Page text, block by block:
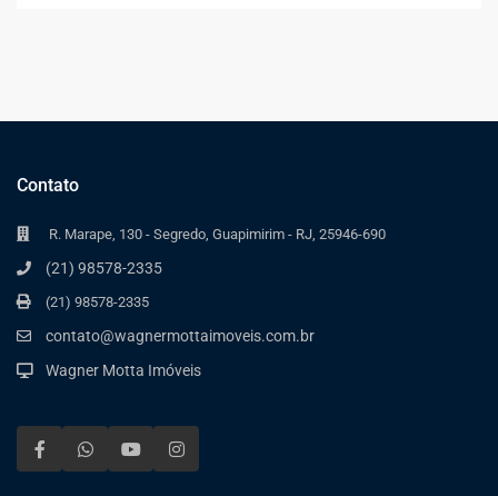
Contato
R. Marape, 130 - Segredo, Guapimirim - RJ, 25946-690
(21) 98578-2335
(21) 98578-2335
contato@wagnermottaimoveis.com.br
Wagner Motta Imóveis